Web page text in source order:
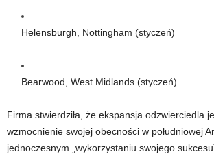
Helensburgh, Nottingham (styczeń)
Bearwood, West Midlands (styczeń)
Firma stwierdziła, że ​​ekspansja odzwierciedla
wzmocnienie swojej obecności w południowej
jednoczesnym „wykorzystaniu swojego